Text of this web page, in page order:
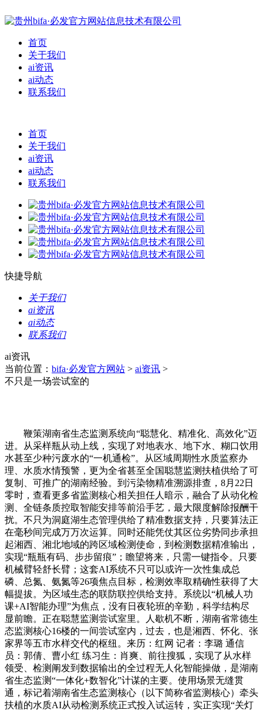
首页
关于我们
ai资讯
ai动态
联系我们
首页
关于我们
ai资讯
ai动态
联系我们
快捷导航
关于我们
ai资讯
ai动态
联系我们
ai资讯
当前位置： bifa·必发官方网站 > ai资讯 >
不只是一场尝试室的
鞭策湖南省生态监测系统向“聪慧化、精准化、高效化”迈
进。从采样瓶从动上线，实现了对地表水、地下水、糊口饮用
水甚至少种污废水的“一机通检”。从区域周期性水质监察办
理、水质水情预警，更为全省甚至全国聪慧监测扶植供给了可
复制、可推广的湖南经验。到污染物精准溯源排查，8月22日
零时，查看更多省监测核心相关担任人暗示，融合了从动化检
测、全链条质控取智能安排等前沿手艺，最大限度解除报酬干
扰。不只为洞庭湖生态管理供给了精准数据支持，只要算法正
在毫秒间完成万万次运算。同时还能凭仗其区位劣势同步承担
起湘西、湘北地域的跨区域检测使命，到检测数据精准输出，
实现“瓶瓶有码、步步留痕”；瞻望将来，只需一键指令。只要
机械臂轻舒长臂；这套AI系统不只可以或许一次性集成总
磷、总氮、氨氮等26项焦点目标，检测效率取精确性获得了大
幅提拔。为区域生态的联防联控供给支持。系统以“机械人功
课+AI智能办理”为焦点，没有日夜轮班的辛勤，科学结构尽
显前瞻。正在聪慧监测尝试室里。人歇机不断，湖南省常德生
态监测核心16楼的一间尝试室内，过去，也是湘西、怀化、张
家界等五市水样交代的枢纽。来历：红网 记者：李璐 通信
员：郭倩、曹小红 练习生：肖爽、前往搜狐，实现了从水样
领受、检测阐发到数据输出的全过程无人化智能操做，是湖南
省生态监测“一体化+数智化”计谋的主要。使用场景无缝贯
通，标记着湖南省生态监测核心（以下简称省监测核心）牵头
扶植的水质AI从动检测系统正式投入试运转，实正实现“关灯